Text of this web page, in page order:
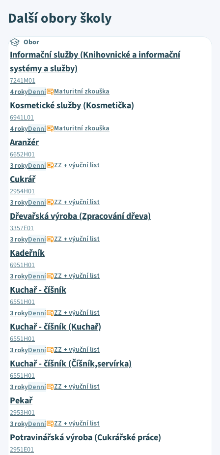
Další obory školy
Obor
Informační služby (Knihovnické a informační
systémy a služby)
7241M01
4 rokyDenní Maturitní zkouška
Kosmetické služby (Kosmetička)
6941L01
4 rokyDenní Maturitní zkouška
Aranžér
6652H01
3 rokyDenní ZZ + výuční list
Cukrář
2954H01
3 rokyDenní ZZ + výuční list
Dřevařská výroba (Zpracování dřeva)
3357E01
3 rokyDenní ZZ + výuční list
Kadeřník
6951H01
3 rokyDenní ZZ + výuční list
Kuchař - číšník
6551H01
3 rokyDenní ZZ + výuční list
Kuchař - číšník (Kuchař)
6551H01
3 rokyDenní ZZ + výuční list
Kuchař - číšník (Číšník,servírka)
6551H01
3 rokyDenní ZZ + výuční list
Pekař
2953H01
3 rokyDenní ZZ + výuční list
Potravinářská výroba (Cukrářské práce)
2951E01